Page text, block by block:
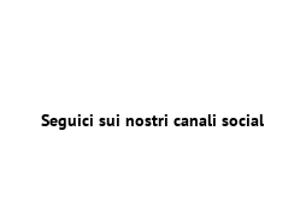
Seguici sui nostri canali social